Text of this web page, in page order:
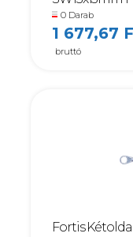
0 Darab
1 677,67
bruttó
Fortis